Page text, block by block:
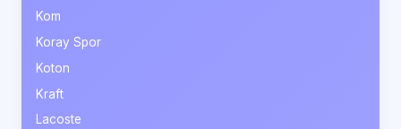
Kom
Koray Spor
Koton
Kraft
Lacoste